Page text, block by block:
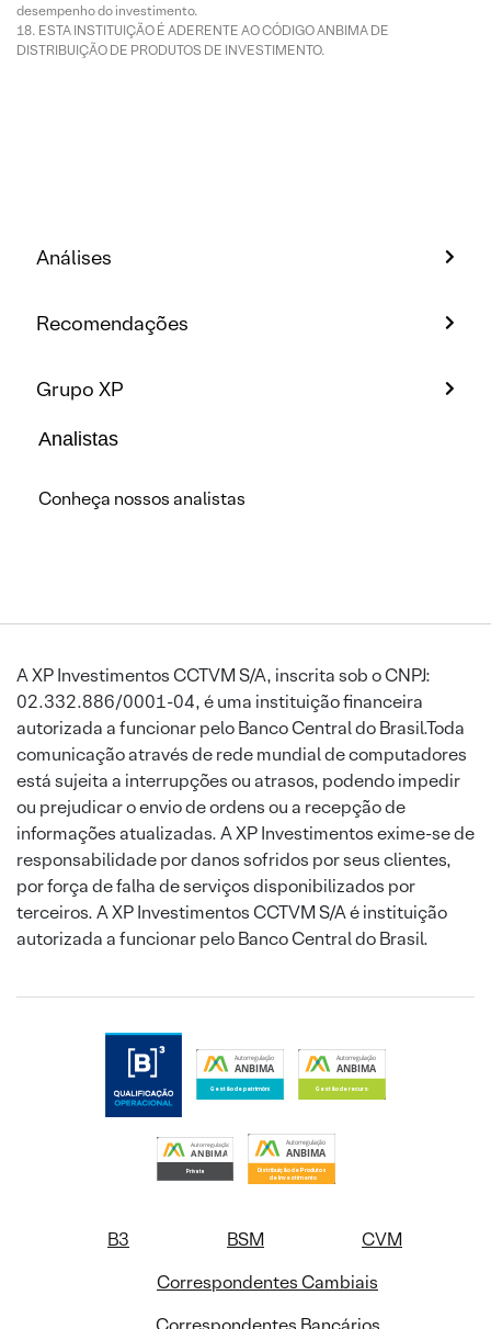
desempenho do investimento.
ESTA INSTITUIÇÃO É ADERENTE AO CÓDIGO ANBIMA DE
DISTRIBUIÇÃO DE PRODUTOS DE INVESTIMENTO.
Análises
Recomendações
Grupo XP
Analistas
Conheça nossos analistas
A XP Investimentos CCTVM S/A, inscrita sob o CNPJ:
02.332.886/0001-04, é uma instituição financeira
autorizada a funcionar pelo Banco Central do Brasil.Toda
comunicação através de rede mundial de computadores
está sujeita a interrupções ou atrasos, podendo impedir
ou prejudicar o envio de ordens ou a recepção de
informações atualizadas. A XP Investimentos exime-se de
responsabilidade por danos sofridos por seus clientes,
por força de falha de serviços disponibilizados por
terceiros. A XP Investimentos CCTVM S/A é instituição
autorizada a funcionar pelo Banco Central do Brasil.
B3 BSM
CVM
Correspondentes Cambiais